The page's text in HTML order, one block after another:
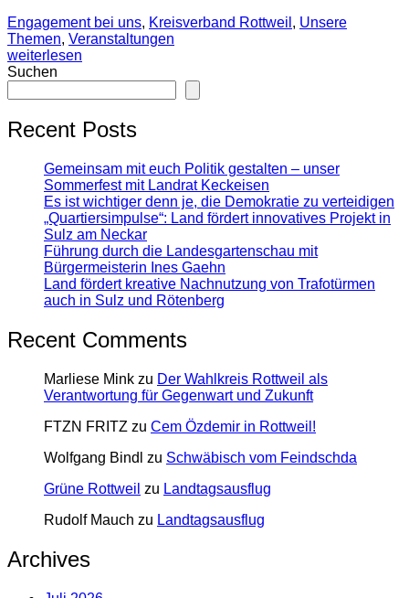
Engagement bei uns, Kreisverband Rottweil , Unsere
Themen, Veranstaltungen
weiterlesen
Suchen
Recent Posts
Gemeinsam mit euch Politik gestalten – unser
Sommerfest mit Landrat Keckeisen
Es ist wichtiger denn je, die Demokratie zu verteidigen
„Quartiersimpulse“: Land fördert innovatives Projekt in
Sulz am Neckar
Führung durch die Landesgartenschau mit
Bürgermeisterin Ines Gaehn
Land fördert kreative Nachnutzung von Trafotürmen
auch in Sulz und Rötenberg
Recent Comments
Marliese Mink zu Der Wahlkreis Rottweil als
Verantwortung für Gegenwart und Zukunft
FTZN FRITZ zu Cem Özdemir in Rottweil!
Wolfgang Bindl zu Schwäbisch vom Feindschda
Grüne Rottweil zu Landtagsausflug
Rudolf Mauch zu Landtagsausflug
Archives